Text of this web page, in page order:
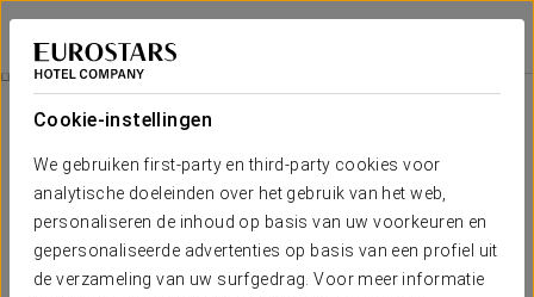
Cookie-instellingen
We gebruiken first-party en third-party cookies voor
analytische doeleinden over het gebruik van het web,
personaliseren de inhoud op basis van uw voorkeuren en
gepersonaliseerde advertenties op basis van een profiel uit
de verzameling van uw surfgedrag. Voor meer informatie
Exe Las Palmas
LAS PALMAS DE GRAN CANARIA
Businesservaring